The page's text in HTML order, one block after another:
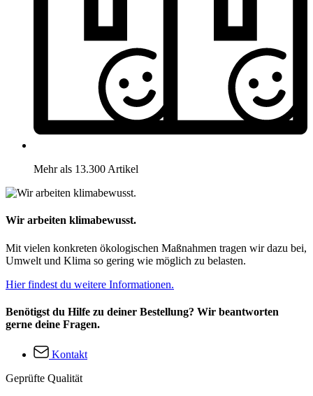
Mehr als 13.300 Artikel
Wir arbeiten klimabewusst.
Mit vielen konkreten ökologischen Maßnahmen tragen wir dazu bei,
Umwelt und Klima so gering wie möglich zu belasten.
Hier findest du weitere Informationen.
Benötigst du Hilfe zu deiner Bestellung? Wir beantworten
gerne deine Fragen.
Kontakt
Geprüfte Qualität